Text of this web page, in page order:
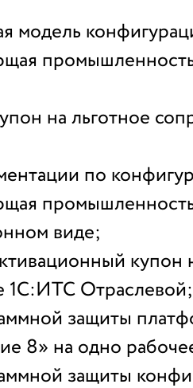
модель
на льготное
по
виде;
купон
1С:ИТС Отраслевой;
защиты
8» на одно
защиты